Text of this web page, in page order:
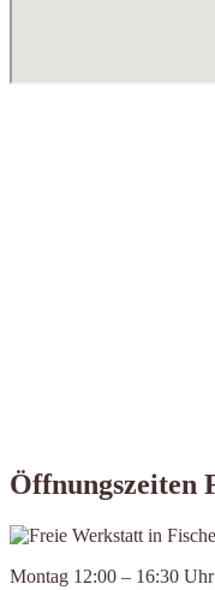
Öffnungszeiten
Montag 12:00 – 16:30 Uhr